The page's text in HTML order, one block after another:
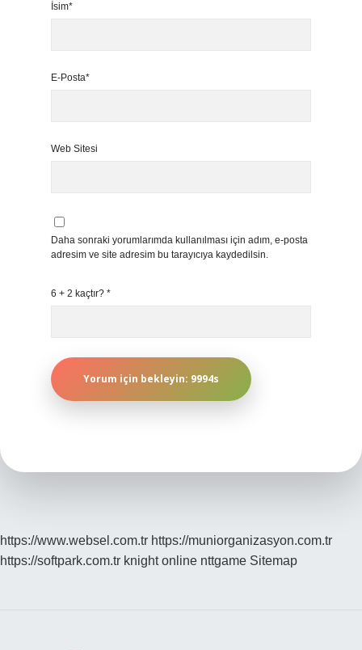
İsim*
E-Posta*
Web Sitesi
Daha sonraki yorumlarımda kullanılması için adım, e-posta
adresim ve site adresim bu tarayıcıya kaydedilsin.
6 + 2 kaçtır? *
https://www.websel.com.tr https://muniorganizasyon.com.tr
https://softpark.com.tr knight online nttgame Sitemap